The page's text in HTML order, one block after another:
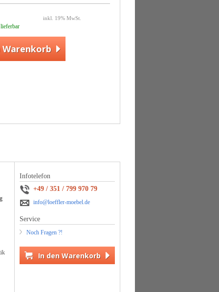
inkl. 19% MwSt.
Warenkorb
Infotelefon
+49 / 351 / 799 970 79
info@loeffler-moebel.de
Service
Noch Fragen ?!
In den Warenkorb